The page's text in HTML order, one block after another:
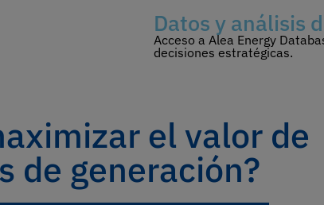
Datos y análisis
Acceso a Alea Energy
decisiones estratégicas.
el valor de
de generación?